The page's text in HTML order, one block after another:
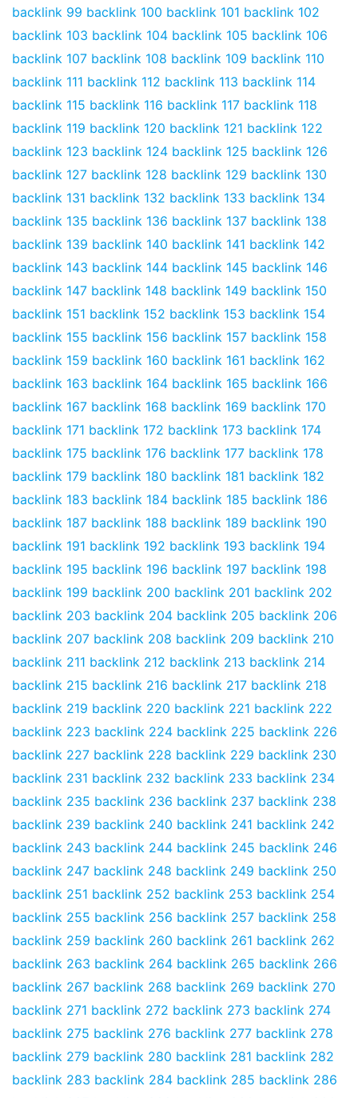
backlink 99 backlink 100 backlink 101 backlink 102
backlink 103 backlink 104 backlink 105 backlink 106
backlink 107 backlink 108 backlink 109 backlink 110
backlink 111 backlink 112 backlink 113 backlink 114
backlink 115 backlink 116 backlink 117 backlink 118
backlink 119 backlink 120 backlink 121 backlink 122
backlink 123 backlink 124 backlink 125 backlink 126
backlink 127 backlink 128 backlink 129 backlink 130
backlink 131 backlink 132 backlink 133 backlink 134
backlink 135 backlink 136 backlink 137 backlink 138
backlink 139 backlink 140 backlink 141 backlink 142
backlink 143 backlink 144 backlink 145 backlink 146
backlink 147 backlink 148 backlink 149 backlink 150
backlink 151 backlink 152 backlink 153 backlink 154
backlink 155 backlink 156 backlink 157 backlink 158
backlink 159 backlink 160 backlink 161 backlink 162
backlink 163 backlink 164 backlink 165 backlink 166
backlink 167 backlink 168 backlink 169 backlink 170
backlink 171 backlink 172 backlink 173 backlink 174
backlink 175 backlink 176 backlink 177 backlink 178
backlink 179 backlink 180 backlink 181 backlink 182
backlink 183 backlink 184 backlink 185 backlink 186
backlink 187 backlink 188 backlink 189 backlink 190
backlink 191 backlink 192 backlink 193 backlink 194
backlink 195 backlink 196 backlink 197 backlink 198
backlink 199 backlink 200 backlink 201 backlink 202
backlink 203 backlink 204 backlink 205 backlink 206
backlink 207 backlink 208 backlink 209 backlink 210
backlink 211 backlink 212 backlink 213 backlink 214
backlink 215 backlink 216 backlink 217 backlink 218
backlink 219 backlink 220 backlink 221 backlink 222
backlink 223 backlink 224 backlink 225 backlink 226
backlink 227 backlink 228 backlink 229 backlink 230
backlink 231 backlink 232 backlink 233 backlink 234
backlink 235 backlink 236 backlink 237 backlink 238
backlink 239 backlink 240 backlink 241 backlink 242
backlink 243 backlink 244 backlink 245 backlink 246
backlink 247 backlink 248 backlink 249 backlink 250
backlink 251 backlink 252 backlink 253 backlink 254
backlink 255 backlink 256 backlink 257 backlink 258
backlink 259 backlink 260 backlink 261 backlink 262
backlink 263 backlink 264 backlink 265 backlink 266
backlink 267 backlink 268 backlink 269 backlink 270
backlink 271 backlink 272 backlink 273 backlink 274
backlink 275 backlink 276 backlink 277 backlink 278
backlink 279 backlink 280 backlink 281 backlink 282
backlink 283 backlink 284 backlink 285 backlink 286